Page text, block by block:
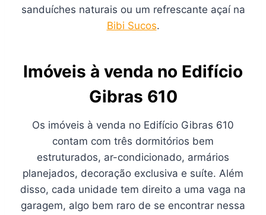
sanduíches naturais ou um refrescante açaí na
Bibi Sucos.
Imóveis à venda no Edifício
Gibras 610
Os imóveis à venda no Edifício Gibras 610
contam com três dormitórios bem
estruturados, ar-condicionado, armários
planejados, decoração exclusiva e suíte. Além
disso, cada unidade tem direito a uma vaga na
garagem, algo bem raro de se encontrar nessa